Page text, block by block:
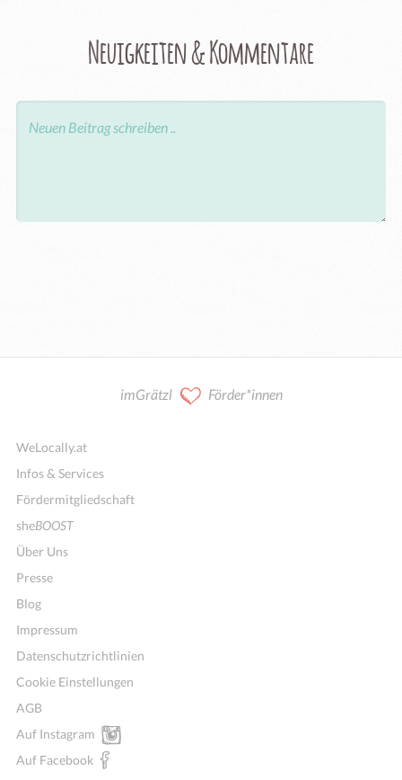
Neuigkeiten & Kommentare
imGrätzl Förder*innen
WeLocally.at
Infos & Services
Fördermitgliedschaft
sheBOOST
Über Uns
Presse
Blog
Impressum
Datenschutzrichtlinien
Cookie Einstellungen
AGB
Auf Instagram
Auf Facebook